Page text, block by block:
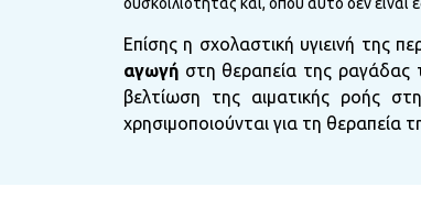
Επίσης η σχολαστική υγιεινή της
αγωγή στη θεραπεία της ραγάδας
βελτίωση της αιματικής ροής
χρησιμοποιούνται για τη θεραπεία